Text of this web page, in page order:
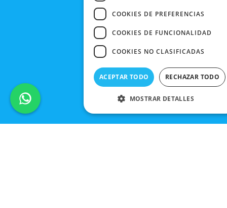
COOKIES DE PREFERENCIAS
COOKIES DE FUNCIONALIDAD
COOKIES NO CLASIFICADAS
ACEPTAR TODO RECHAZAR TODO
MOSTRAR DETALLES